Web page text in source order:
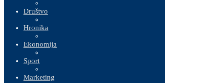
Društvo
Hronika
Ekonomija
Sport
Marketing